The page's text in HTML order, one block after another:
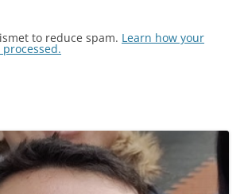
to reduce spam. Learn how your